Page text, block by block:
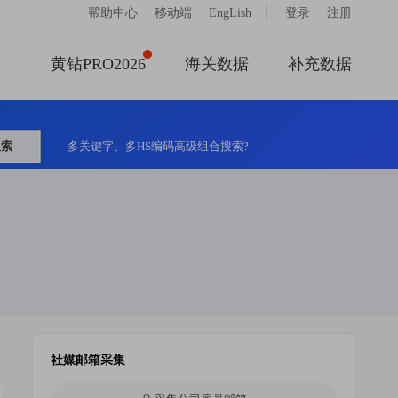
帮助中心 移动端 EngLish 登录 注册
黄钻PRO2026 海关数据 补充数据
多关键字、多HS编码高级组合搜索?
社媒邮箱采集